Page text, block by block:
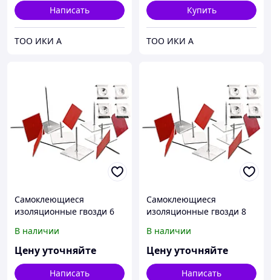
Написать
ТОО ИКИ А
Купить
ТОО ИКИ А
Самоклеющиеся
изоляционные гвозди 6
В наличии
Цену уточняйте
Написать
Самоклеющиеся
изоляционные гвозди 8
В наличии
Цену уточняйте
Написать